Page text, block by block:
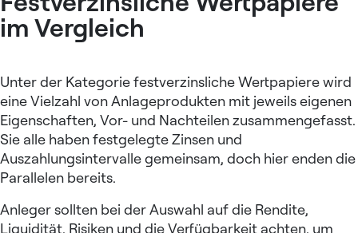
im Vergleich
Unter der Kategorie festverzinsliche Wertpapiere wird
eine Vielzahl von Anlageprodukten mit jeweils eigenen
Eigenschaften, Vor- und Nachteilen zusammengefasst.
Sie alle haben festgelegte Zinsen und
Auszahlungsintervalle gemeinsam, doch hier enden die
Parallelen bereits.
Anleger sollten bei der Auswahl auf die Rendite,
Liquidität, Risiken und die Verfügbarkeit achten, um